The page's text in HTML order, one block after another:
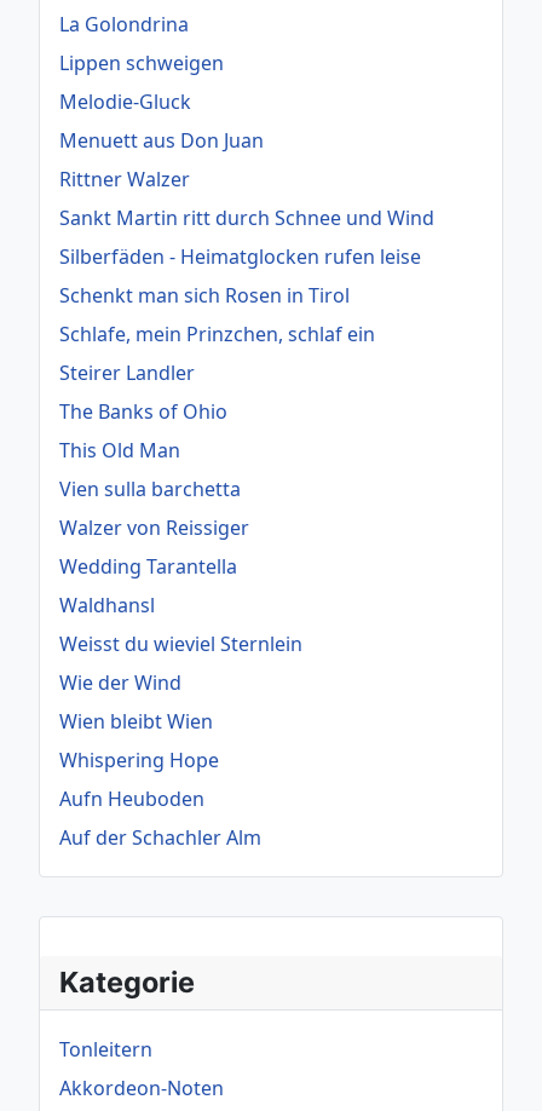
Kategorie
Tonleitern
Akkordeon-Noten
La Golondrina
Lippen schweigen
Melodie-Gluck
Menuett aus Don Juan
Rittner Walzer
Sankt Martin ritt durch Schnee und Wind
Silberfäden - Heimatglocken rufen leise
Schenkt man sich Rosen in Tirol
Schlafe, mein Prinzchen, schlaf ein
Steirer Landler
The Banks of Ohio
This Old Man
Vien sulla barchetta
Walzer von Reissiger
Wedding Tarantella
Waldhansl
Weisst du wieviel Sternlein
Wie der Wind
Wien bleibt Wien
Whispering Hope
Aufn Heuboden
Auf der Schachler Alm